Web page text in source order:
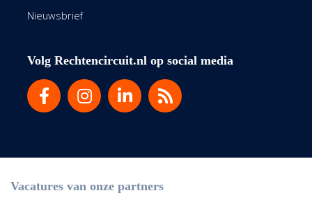
Nieuwsbrief
Volg Rechtencircuit.nl op social media
Vacatures van onze partners